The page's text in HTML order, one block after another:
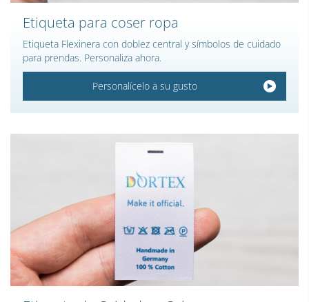
Etiqueta para coser ropa
Etiqueta Flexinera con doblez central y símbolos de cuidado
para prendas. Personaliza ahora.
Personalícelo a su gusto